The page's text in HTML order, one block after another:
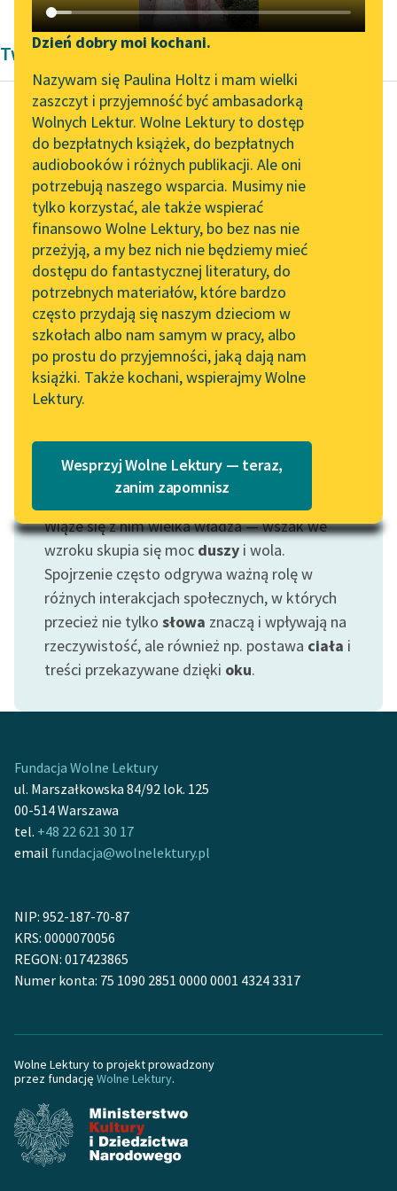
Katalog DAISY
Podkasty o książkach
Zgłoś brak utworu
Aktualności
„Prokurator Alicja Horn”
do słuchania
Byliśmy częścią AI Impact
Lab
Zapraszamy na spotkanie
online z tłumaczkami
literatury skandynawskiej
Spotkanie z Katarzyną
Tunkiel w Oslo
102. lata temu zmarł
Joseph Conrad
Lektury szkolne i klasyka
literatury do słuchania dla
uczennic i uczniów z
niepełnosprawnościami
E-kolekcja lektur
szkolnych i literatury do
słuchania dla uczennic i
uczniów z
niepełnosprawnościami
Feministyczne inspiracje.
feministycznej
Ręce pełne poezji
Kolekcje edukacyjne
twórców przechodzących
Starego Testamentu
Odkurzamy bohaterów
Narzędzia
Mapa Wolnych Lektur
Leśmianator
Przewodnik dla piszących i
czytających
API
OAI-PMH
Widget Wolnych Lektur
Przypisy
Katalog w formacie PDF
O nas
O projekcie
Zespół
Dzień dobry moi kochani.
Nazywam się Paulina Holtz i mam wielki
zaszczyt i przyjemność być ambasadorką
Wolnych Lektur. Wolne Lektury to dostęp
do bezpłatnych książek, do bezpłatnych
audiobooków i różnych publikacji. Ale oni
potrzebują naszego wsparcia. Musimy nie
tylko korzystać, ale także wspierać
finansowo Wolne Lektury, bo bez nas nie
przeżyją, a my bez nich nie będziemy mieć
dostępu do fantastycznej literatury, do
potrzebnych materiałów, które bardzo
często przydają się naszym dzieciom w
szkołach albo nam samym w pracy, albo
po prostu do przyjemności, jaką dają nam
książki. Także kochani, wspierajmy Wolne
Lektury.
Wesprzyj Wolne Lektury — teraz,
zanim zapomnisz
Twórczość Włodzimierza Perzyńskiego
Włodzimierz Perzyński
Warszawa
Patrzyłem smutny…
Myśli, oczów gońce,
Biegły skupione za
błędnym spojrzeniem
I przystrajały rzęsy w
łzy...
Czytaj więcej
Motyw: Wzrok
Wiąże się z nim wielka władza — wszak we
wzroku skupia się moc duszy i wola.
Spojrzenie często odgrywa ważną rolę w
różnych interakcjach społecznych, w których
przecież nie tylko słowa znaczą i wpływają na
rzeczywistość, ale również np. postawa ciała i
treści przekazywane dzięki oku.
Fundacja Wolne Lektury
ul. Marszałkowska 84/92 lok. 125
00-514 Warszawa
tel. +48 22 621 30 17
email fundacja@wolnelektury.pl
NIP: 952-187-70-87
KRS: 0000070056
REGON: 017423865
Numer konta: 75 1090 2851 0000 0001 4324 3317
Wolne Lektury to projekt prowadzony
przez fundację Wolne Lektury.